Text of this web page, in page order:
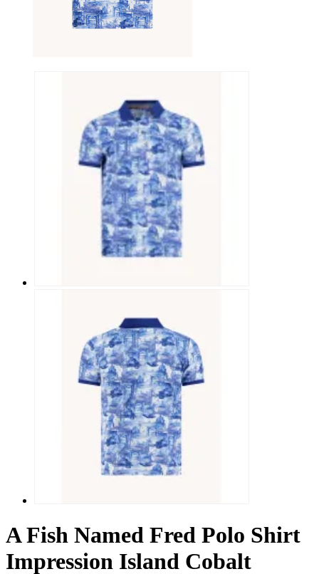
A Fish Named Fred Polo Shirt
Impression Island Cobalt